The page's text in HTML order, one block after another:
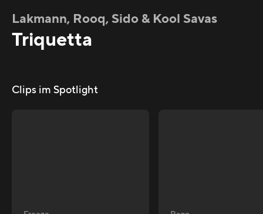
Lakmann, Rooq, Sido & Kool Savas
Triquetta
Clips im Spotlight